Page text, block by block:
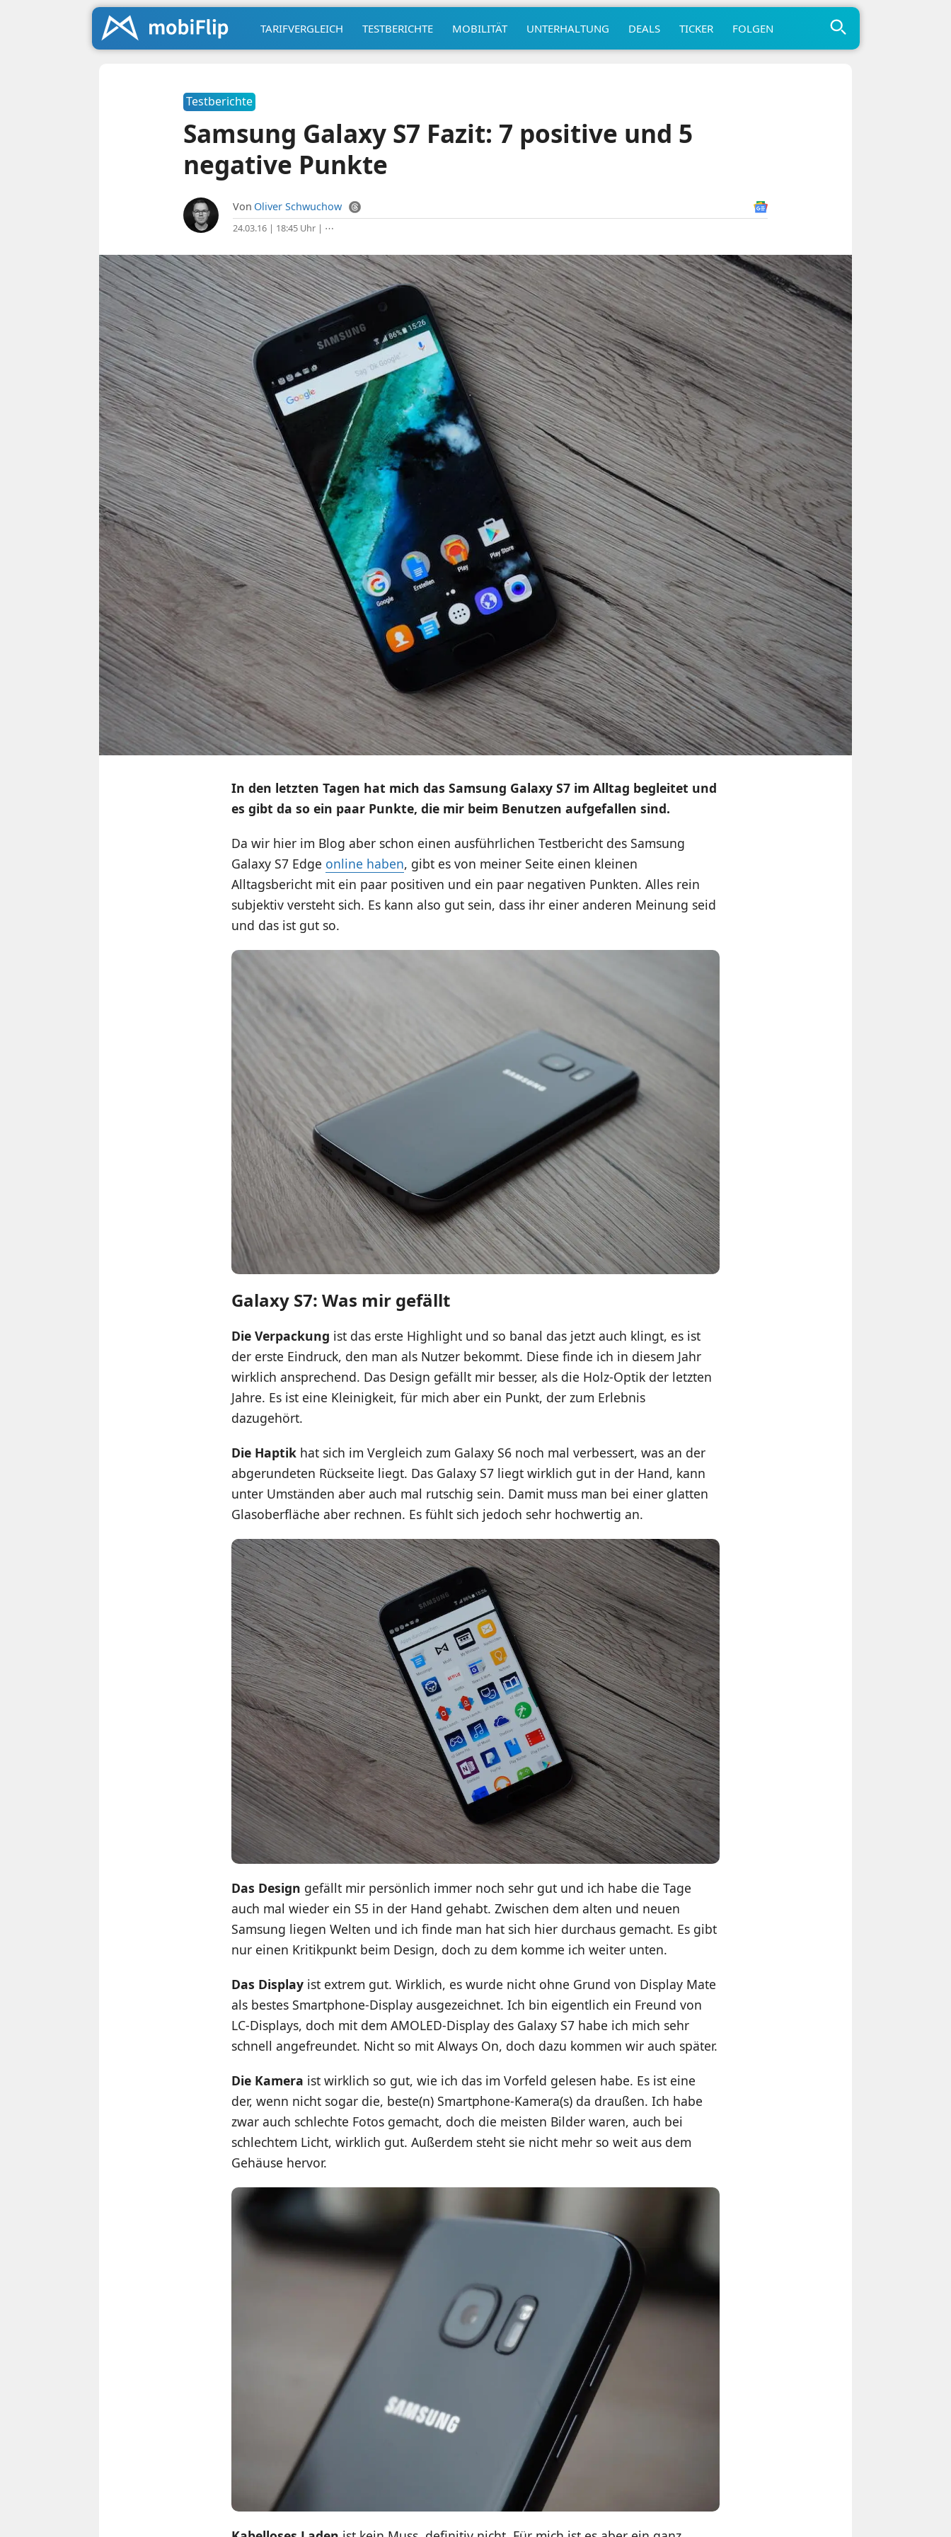
TARIFVERGLEICH TESTBERICHTE MOBILITÄT UNTERHALTUNG DEALS TICKER FOLGEN
Testberichte
Samsung Galaxy S7 Fazit: 7 positive und 5
negative Punkte
Von Oliver Schwuchow
24.03.16 | 18:45 Uhr| ⋯
In den letzten Tagen hat mich das Samsung Galaxy S7 im Alltag begleitet und
es gibt da so ein paar Punkte, die mir beim Benutzen aufgefallen sind.
Da wir hier im Blog aber schon einen ausführlichen Testbericht des Samsung
Galaxy S7 Edge online haben, gibt es von meiner Seite einen kleinen
Alltagsbericht mit ein paar positiven und ein paar negativen Punkten. Alles rein
subjektiv versteht sich. Es kann also gut sein, dass ihr einer anderen Meinung seid
und das ist gut so.
Galaxy S7: Was mir gefällt
Die Verpackung ist das erste Highlight und so banal das jetzt auch klingt, es ist
der erste Eindruck, den man als Nutzer bekommt. Diese finde ich in diesem Jahr
wirklich ansprechend. Das Design gefällt mir besser, als die Holz-Optik der letzten
Jahre. Es ist eine Kleinigkeit, für mich aber ein Punkt, der zum Erlebnis
dazugehört.
Die Haptikhat sich im Vergleich zum Galaxy S6 noch mal verbessert, was an der
abgerundeten Rückseite liegt. Das Galaxy S7 liegt wirklich gut in der Hand, kann
unter Umständen aber auch mal rutschig sein. Damit muss man bei einer glatten
Glasoberfläche aber rechnen. Es fühlt sich jedoch sehr hochwertig an.
Das Design gefällt mir persönlich immer noch sehr gut und ich habe die Tage
auch mal wieder ein S5 in der Hand gehabt. Zwischen dem alten und neuen
Samsung liegen Welten und ich finde man hat sich hier durchaus gemacht. Es gibt
nur einen Kritikpunkt beim Design, doch zu dem komme ich weiter unten.
Das Displayist extrem gut. Wirklich, es wurde nicht ohne Grund von Display Mate
als bestes Smartphone-Display ausgezeichnet. Ich bin eigentlich ein Freund von
LC-Displays, doch mit dem AMOLED-Display des Galaxy S7 habe ich mich sehr
schnell angefreundet. Nicht so mit Always On, doch dazu kommen wir auch später.
Die Kamera ist wirklich so gut, wie ich das im Vorfeld gelesen habe. Es ist eine
der, wenn nicht sogar die, beste(n) Smartphone-Kamera(s) da draußen. Ich habe
zwar auch schlechte Fotos gemacht, doch die meisten Bilder waren, auch bei
schlechtem Licht, wirklich gut. Außerdem steht sie nicht mehr so weit aus dem
Gehäuse hervor.